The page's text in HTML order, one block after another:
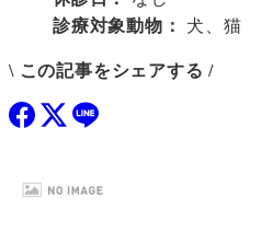
診療対象動物：
犬、猫
\ この記事をシェアする /